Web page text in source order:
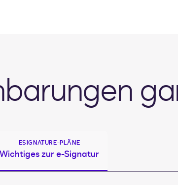
ESIGNATURE-PLÄNE
Wichtiges zur e-Signatur